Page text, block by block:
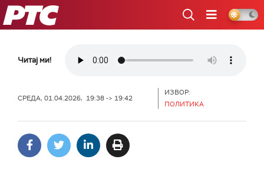
РТС
Читај ми!
СРЕДА, 01.04.2026, 19:38 -> 19:42
ИЗВОР:
ПОЛИТИКА